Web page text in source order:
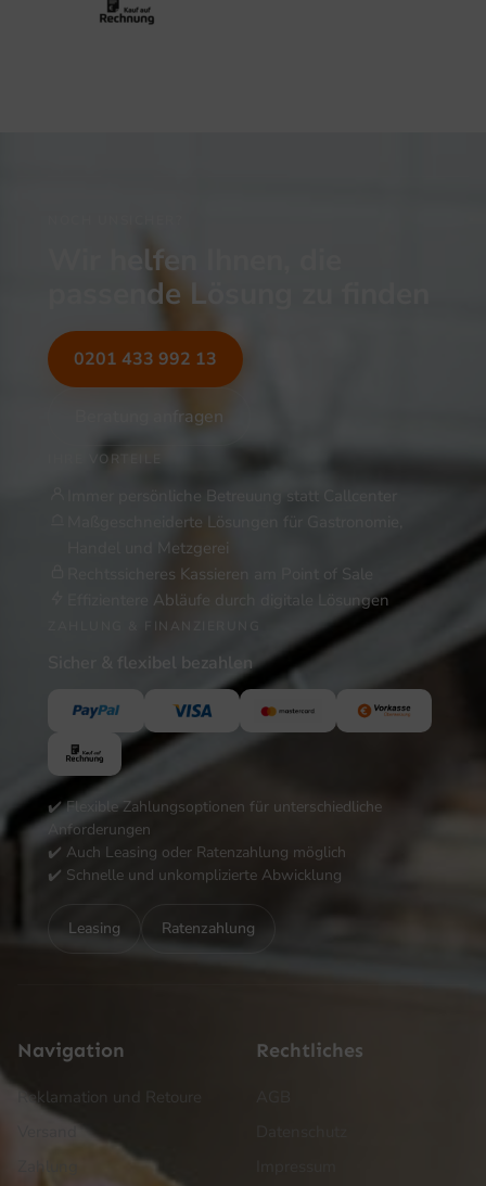
Wir helfen Ihnen, die
passende Lösung zu finden
0201 433 992 13
Beratung anfragen
IHRE VORTEILE
Immer persönliche Betreuung statt Callcenter
Maßgeschneiderte Lösungen für Gastronomie,
Handel und Metzgerei
Rechtssicheres Kassieren am Point of Sale
Effizientere Abläufe durch digitale Lösungen
ZAHLUNG & FINANZIERUNG
Sicher & flexibel bezahlen
✔️ Flexible Zahlungsoptionen für unterschiedliche
Anforderungen
✔️ Auch Leasing oder Ratenzahlung möglich
✔️ Schnelle und unkomplizierte Abwicklung
Leasing Ratenzahlung
Navigation
Reklamation und Retoure
Rechtliches